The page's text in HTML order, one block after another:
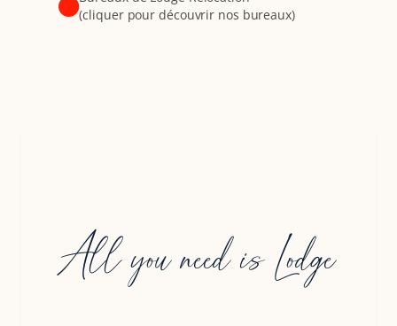
(cliquer pour découvrir nos bureaux)
All you need is Lodge